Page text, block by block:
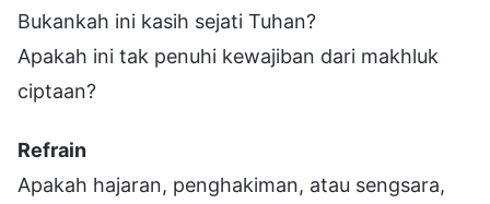
Bukankah ini kasih sejati Tuhan?
Apakah ini tak penuhi kewajiban dari makhluk
ciptaan?
Refrain
Apakah hajaran, penghakiman, atau sengsara,